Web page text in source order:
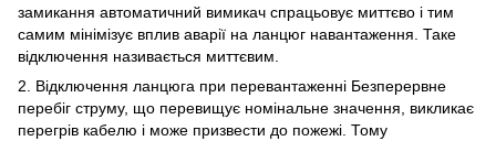
замикання автоматичний вимикач спрацьовує миттєво і тим
самим мінімізує вплив аварії на ланцюг навантаження. Таке
відключення називається миттєвим.
2. Відключення ланцюга при перевантаженні Безперервне
перебіг струму, що перевищує номінальне значення, викликає
перегрів кабелю і може призвести до пожежі. Тому